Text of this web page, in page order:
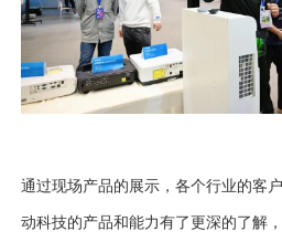
通过现场产品的展示，各个行业的客
动科技的产品和能力有了更深的了解